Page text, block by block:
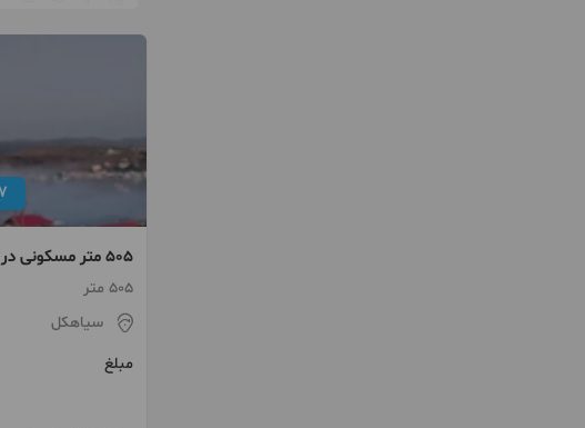
505 متر
دیلمان
505 متر
سیاهکل
مبلغ